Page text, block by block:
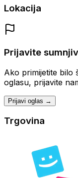
Lokacija
Prijavite
Ako primijetite bilo
oglasu, prijavite
Prijavi oglas →
Trgovina